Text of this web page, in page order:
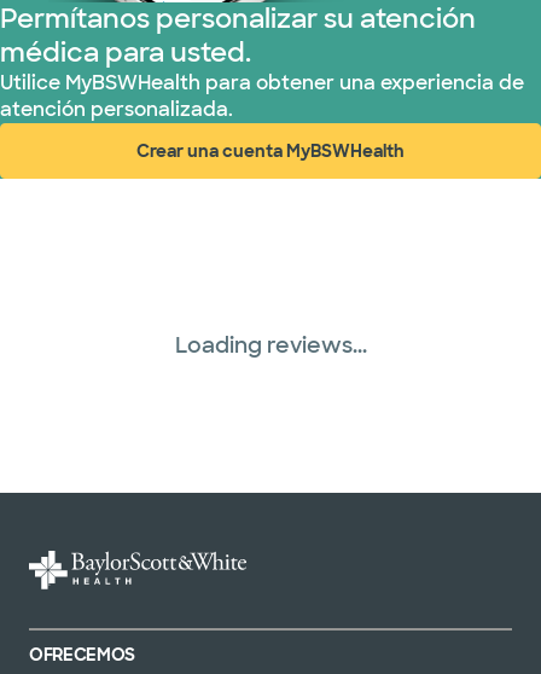
Permítanos personalizar su atención
médica para usted.
Utilice MyBSWHealth para obtener una experiencia de
atención personalizada.
Crear una cuenta MyBSWHealth
(abre en ventana nueva)
Loading reviews...
OFRECEMOS